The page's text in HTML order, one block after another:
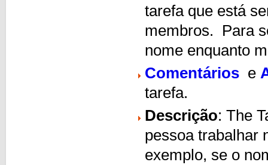
tarefa que está
membros. Para
nome enquanto
Comentários e
tarefa.
Descrição: The
pessoa trabalhar
exemplo, se o